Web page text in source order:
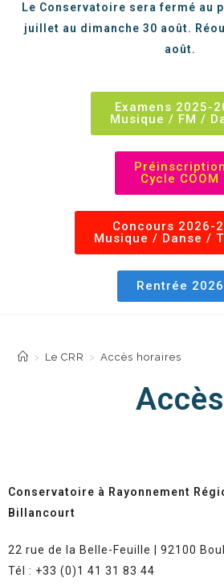
Le Conservatoire sera fermé au
juillet au dimanche 30 août.
août.
Examens 2025-
Musique / FM /
Préinscription
Cycle COOM
Concours 2026-
Musique / Danse /
Rentrée 2026
> Le CRR > Accès horaires
Accès
Conservatoire à Rayonnement
Billancourt
22 rue de la Belle-Feuille | 92100
Tél : +33 (0)1 41 31 83 44